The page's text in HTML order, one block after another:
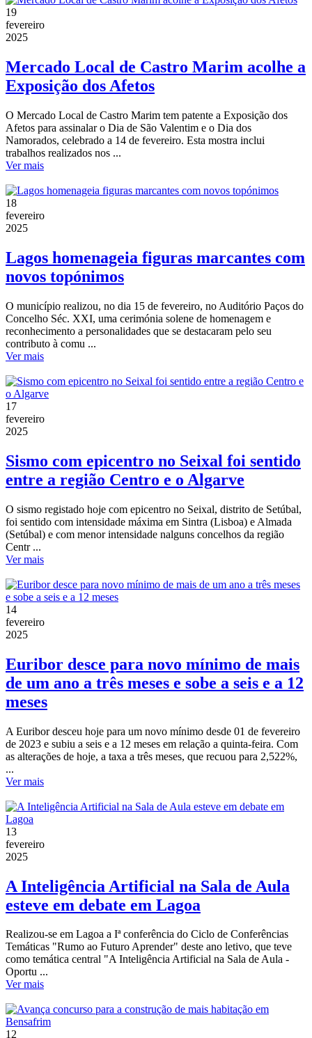
19
fevereiro
2025
Mercado Local de Castro Marim acolhe a
Exposição dos Afetos
O Mercado Local de Castro Marim tem patente a Exposição dos
Afetos para assinalar o Dia de São Valentim e o Dia dos
Namorados, celebrado a 14 de fevereiro. Esta mostra inclui
trabalhos realizados nos ...
Ver mais
18
fevereiro
2025
Lagos homenageia figuras marcantes com
novos topónimos
O município realizou, no dia 15 de fevereiro, no Auditório Paços do
Concelho Séc. XXI, uma cerimónia solene de homenagem e
reconhecimento a personalidades que se destacaram pelo seu
contributo à comu ...
Ver mais
17
fevereiro
2025
Sismo com epicentro no Seixal foi sentido
entre a região Centro e o Algarve
O sismo registado hoje com epicentro no Seixal, distrito de Setúbal,
foi sentido com intensidade máxima em Sintra (Lisboa) e Almada
(Setúbal) e com menor intensidade nalguns concelhos da região
Centr ...
Ver mais
14
fevereiro
2025
Euribor desce para novo mínimo de mais
de um ano a três meses e sobe a seis e a 12
meses
A Euribor desceu hoje para um novo mínimo desde 01 de fevereiro
de 2023 e subiu a seis e a 12 meses em relação a quinta-feira. Com
as alterações de hoje, a taxa a três meses, que recuou para 2,522%,
...
Ver mais
13
fevereiro
2025
A Inteligência Artificial na Sala de Aula
esteve em debate em Lagoa
Realizou-se em Lagoa a Iª conferência do Ciclo de Conferências
Temáticas "Rumo ao Futuro Aprender" deste ano letivo, que teve
como temática central "A Inteligência Artificial na Sala de Aula -
Oportu ...
Ver mais
12